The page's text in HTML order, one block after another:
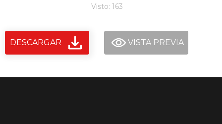
Visto: 163
DESCARGAR VISTA PREVIA